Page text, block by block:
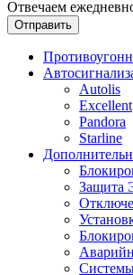
Отвечаем
Отправить
Autolis
Excellent
Pandora
Starline
Защита